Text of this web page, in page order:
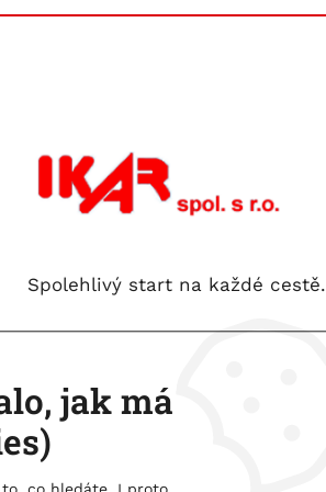
Spolehlivý start na každé cestě.
jak má